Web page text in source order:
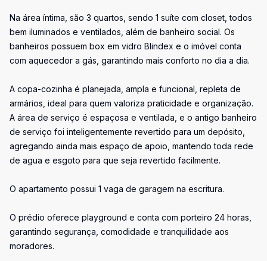
Na área íntima, são 3 quartos, sendo 1 suíte com closet, todos
bem iluminados e ventilados, além de banheiro social. Os
banheiros possuem box em vidro Blindex e o imóvel conta
com aquecedor a gás, garantindo mais conforto no dia a dia.
A copa-cozinha é planejada, ampla e funcional, repleta de
armários, ideal para quem valoriza praticidade e organização.
A área de serviço é espaçosa e ventilada, e o antigo banheiro
de serviço foi inteligentemente revertido para um depósito,
agregando ainda mais espaço de apoio, mantendo toda rede
de agua e esgoto para que seja revertido facilmente.
O apartamento possui 1 vaga de garagem na escritura.
O prédio oferece playground e conta com porteiro 24 horas,
garantindo segurança, comodidade e tranquilidade aos
moradores.